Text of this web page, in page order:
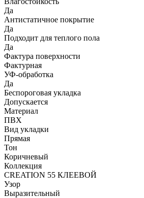
Да
Антистатичное покрытие
Да
Подходит для теплого пола
Да
Фактура поверхности
Фактурная
УФ-обработка
Да
Беспороговая укладка
Допускается
Материал
ПВХ
Вид укладки
Прямая
Тон
Коричневый
Коллекция
CREATION 55 КЛЕЕВОЙ
Узор
Выразительный